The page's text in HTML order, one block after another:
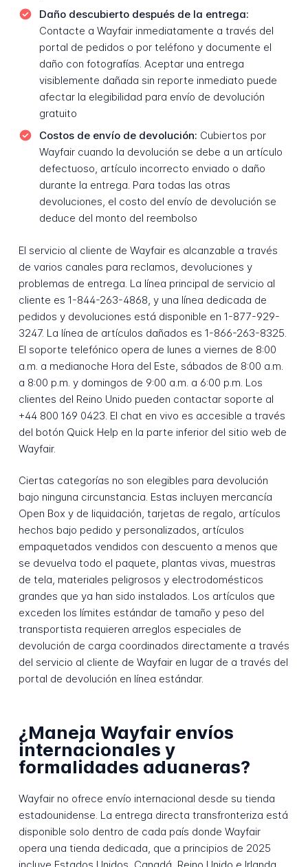
Daño descubierto después de la entrega:
Contacte a Wayfair inmediatamente a través del
portal de pedidos o por teléfono y documente el
daño con fotografías. Aceptar una entrega
visiblemente dañada sin reporte inmediato puede
afectar la elegibilidad para envío de devolución
gratuito
Costos de envío de devolución: Cubiertos por
Wayfair cuando la devolución se debe a un artículo
defectuoso, artículo incorrecto enviado o daño
durante la entrega. Para todas las otras
devoluciones, el costo del envío de devolución se
deduce del monto del reembolso
El servicio al cliente de Wayfair es alcanzable a través
de varios canales para reclamos, devoluciones y
problemas de entrega. La línea principal de servicio al
cliente es 1-844-263-4868, y una línea dedicada de
pedidos y devoluciones está disponible en 1-877-929-
3247. La línea de artículos dañados es 1-866-263-8325.
El soporte telefónico opera de lunes a viernes de 8:00
a.m. a medianoche Hora del Este, sábados de 8:00 a.m.
a 8:00 p.m. y domingos de 9:00 a.m. a 6:00 p.m. Los
clientes del Reino Unido pueden contactar soporte al
+44 800 169 0423. El chat en vivo es accesible a través
del botón Quick Help en la parte inferior del sitio web de
Wayfair.
Ciertas categorías no son elegibles para devolución
bajo ninguna circunstancia. Estas incluyen mercancía
Open Box y de liquidación, tarjetas de regalo, artículos
hechos bajo pedido y personalizados, artículos
empaquetados vendidos con descuento a menos que
se devuelva todo el paquete, plantas vivas, muestras
de tela, materiales peligrosos y electrodomésticos
grandes que ya han sido instalados. Los artículos que
exceden los límites estándar de tamaño y peso del
transportista requieren arreglos especiales de
devolución de carga coordinados directamente a través
del servicio al cliente de Wayfair en lugar de a través del
portal de devolución en línea estándar.
¿Maneja Wayfair envíos
internacionales y
formalidades aduaneras?
Wayfair no ofrece envío internacional desde su tienda
estadounidense. La entrega directa transfronteriza está
disponible solo dentro de cada país donde Wayfair
opera una tienda dedicada, que a principios de 2025